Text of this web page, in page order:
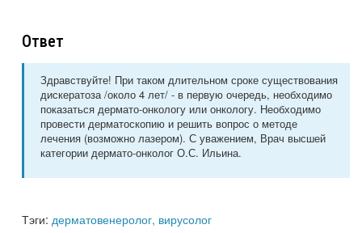
Ответ
Здравствуйте! При таком длительном сроке существования
дискератоза /около 4 лет/ - в первую очередь, необходимо
показаться дермато-онкологу или онкологу. Необходимо
провести дерматоскопию и решить вопрос о методе
лечения (возможно лазером). С уважением, Врач высшей
категории дермато-онколог О.С. Ильина.
Тэги: дерматовенеролог, вирусолог